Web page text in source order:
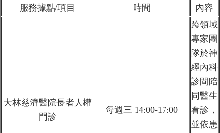
服務據點/項目 時間 內容
大林慈濟醫院長者人權
門診
每週三 14:00-17:00
跨領域
專家團
隊於神
經內科
診間陪
同醫生
看診，
並依患